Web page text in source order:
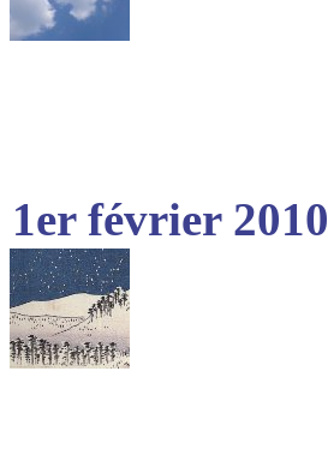
1er février 2010